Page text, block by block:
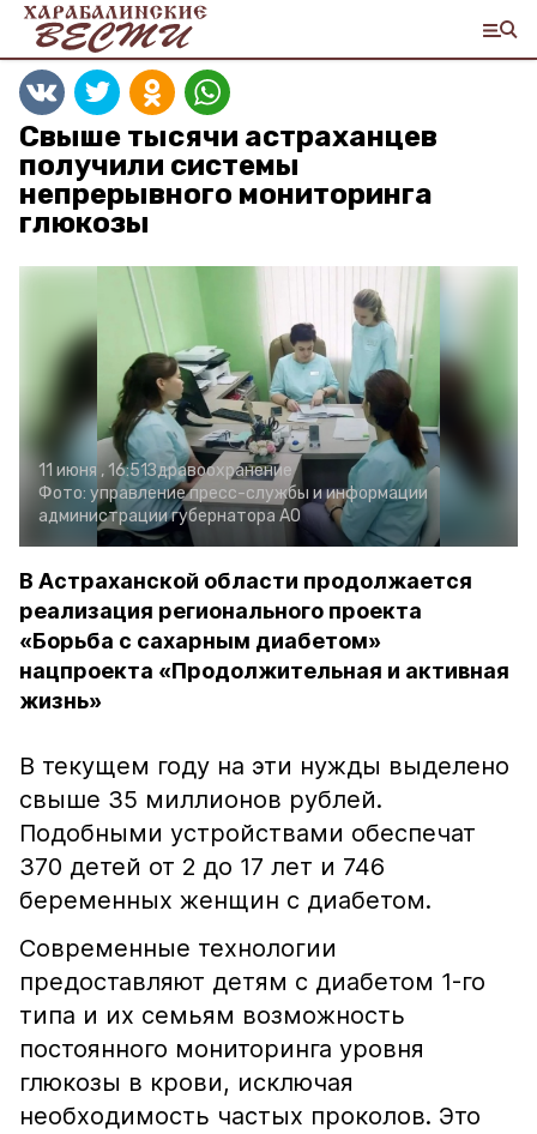
Свыше тысячи астраханцев
получили системы
непрерывного мониторинга
глюкозы
11 июня , 16:51Здравоохранение
Фото: управление пресс-службы и информации
администрации губернатора АО
В Астраханской области продолжается
реализация регионального проекта
«Борьба с сахарным диабетом»
нацпроекта «Продолжительная и активная
жизнь»
В текущем году на эти нужды выделено
свыше 35 миллионов рублей.
Подобными устройствами обеспечат
370 детей от 2 до 17 лет и 746
беременных женщин с диабетом.
Современные технологии
предоставляют детям с диабетом 1-го
типа и их семьям возможность
постоянного мониторинга уровня
глюкозы в крови, исключая
необходимость частых проколов. Это